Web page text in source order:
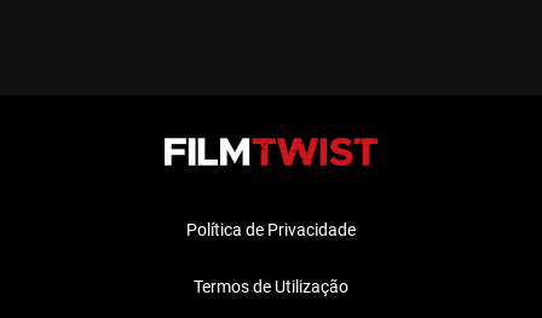
Política de Privacidade
Termos de Utilização